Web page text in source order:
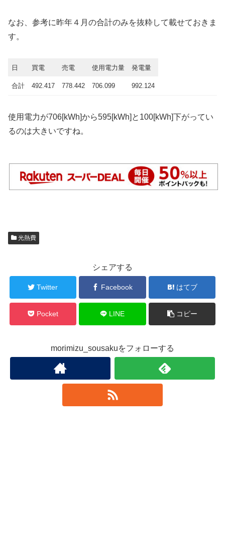
なお、参考に昨年４月の合計のみを抜粋して載せておきま
す。
日 買電 売電 使用電力量 発電量
合計 492.417 778.442 706.099 992.124
使用電力が706[kWh]から595[kWh]と100[kWh]下がってい
るのは大きいですね。
光熱費
シェアする
Twitter Facebook はてブ
Pocket LINE コピー
morimizu_sousakuをフォローする